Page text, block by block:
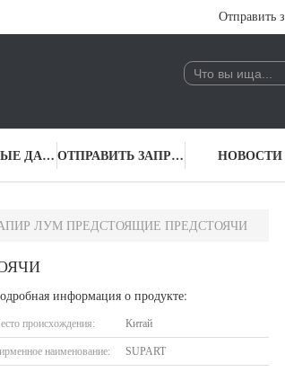
Отправить
КОНТАКТНЫЕ ДАННЫЕ ОТПРАВИТЬ ЗАПРОС НОВОСТИ
РАПИР ЛУМ ПРЕДСТОЯЩИЕ ПРЕДСТОЯЧИ
информация о продукте:
происхождения: Китай
наименование: SUPART